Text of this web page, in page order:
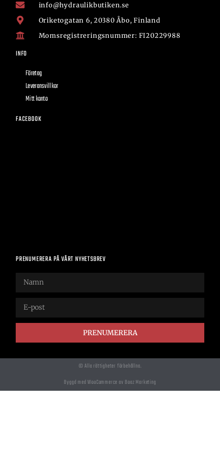
info@hydraulikbutiken.se
Oriketogatan 6, 20380 Åbo, Finland
Momsregistreringsnummer: FI20229988
INFO
Företag
Leveransvillkor
Mitt konto
FACEBOOK
PRENUMERERA PÅ VÅRT NYHETSBREV
PRENUMERERA
© Alla rättigheter förbehållna.
Byggd med WooCommerce av Boaz Marketing